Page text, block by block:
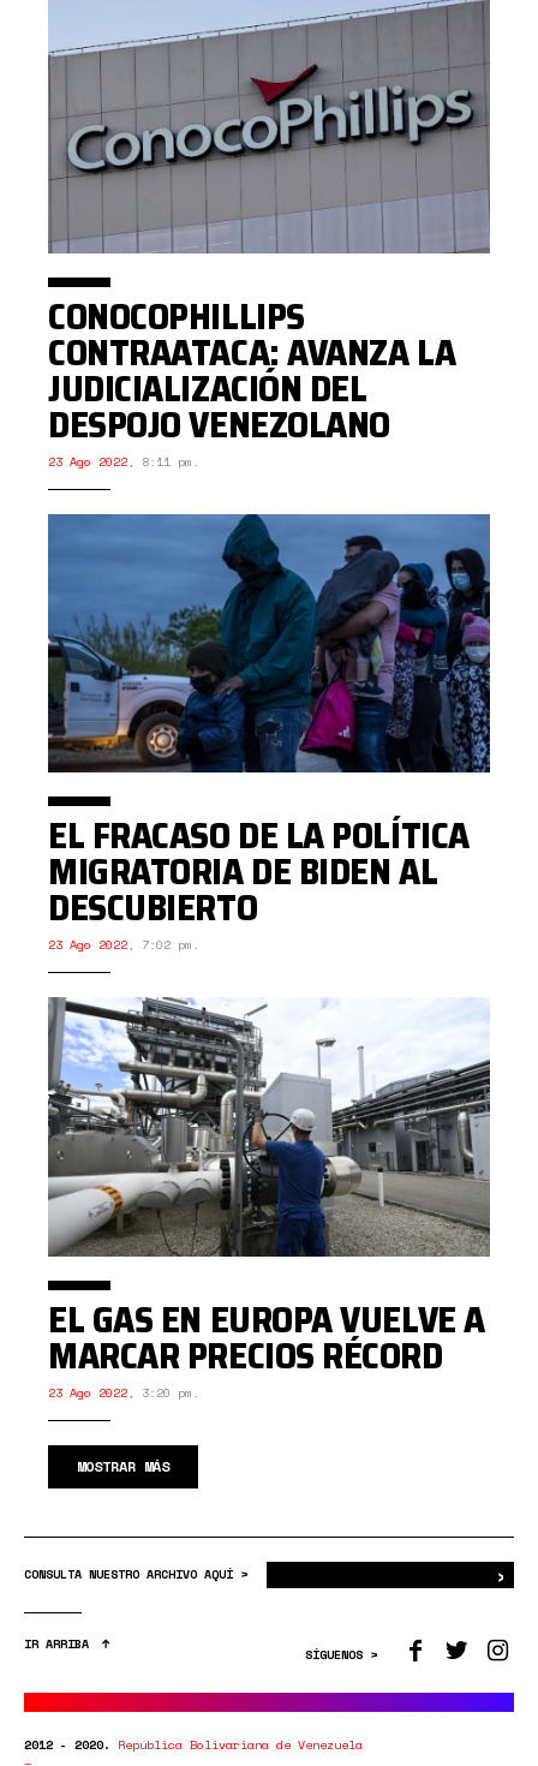
CONOCOPHILLIPS
CONTRAATACA: AVANZA LA
JUDICIALIZACIÓN DEL
DESPOJO VENEZOLANO
23 Ago 2022, 8:11 pm.
EL FRACASO DE LA POLÍTICA
MIGRATORIA DE BIDEN AL
DESCUBIERTO
23 Ago 2022, 7:02 pm.
EL GAS EN EUROPA VUELVE A
MARCAR PRECIOS RÉCORD
23 Ago 2022, 3:20 pm.
MOSTRAR MÁS
CONSULTA NUESTRO ARCHIVO AQUÍ > ›
IR ARRIBA
SÍGUENOS >
2012 - 2020. República Bolivariana de Venezuela